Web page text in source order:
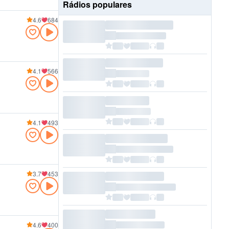
4.6 684
4.1 566
4.1 493
3.7 453
4.6 400
Rádios populares